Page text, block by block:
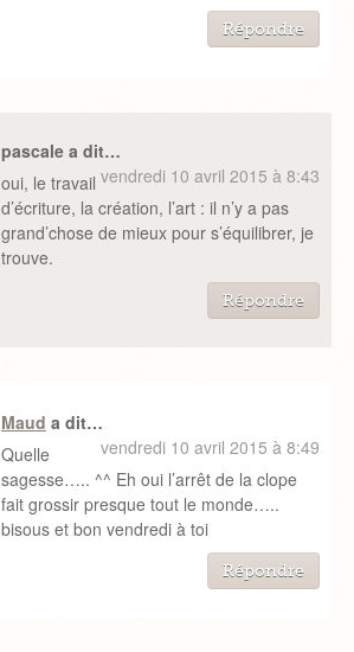
Répondre
pascale a dit…
vendredi 10 avril 2015 à 8:43
oui, le travail
d’écriture, la création, l’art : il n’y a pas
grand’chose de mieux pour s’équilibrer, je
trouve.
Répondre
Maud a dit…
vendredi 10 avril 2015 à 8:49
Quelle
sagesse….. ^^ Eh oui l’arrêt de la clope
fait grossir presque tout le monde…..
bisous et bon vendredi à toi
Répondre